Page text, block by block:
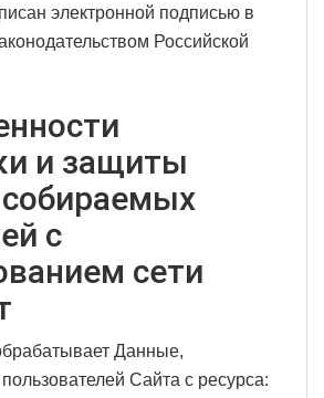
электронной подписью в
Российской
и защиты
с
сети
Данные,
Cайта с ресурса: